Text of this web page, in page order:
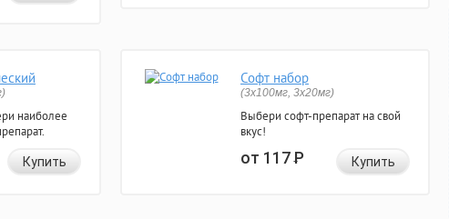
наиболее
Купить
Софт набор
(3x100мг, 3x20мг)
Выбери софт-препарат на свой
вкус!
от 117Р Купить